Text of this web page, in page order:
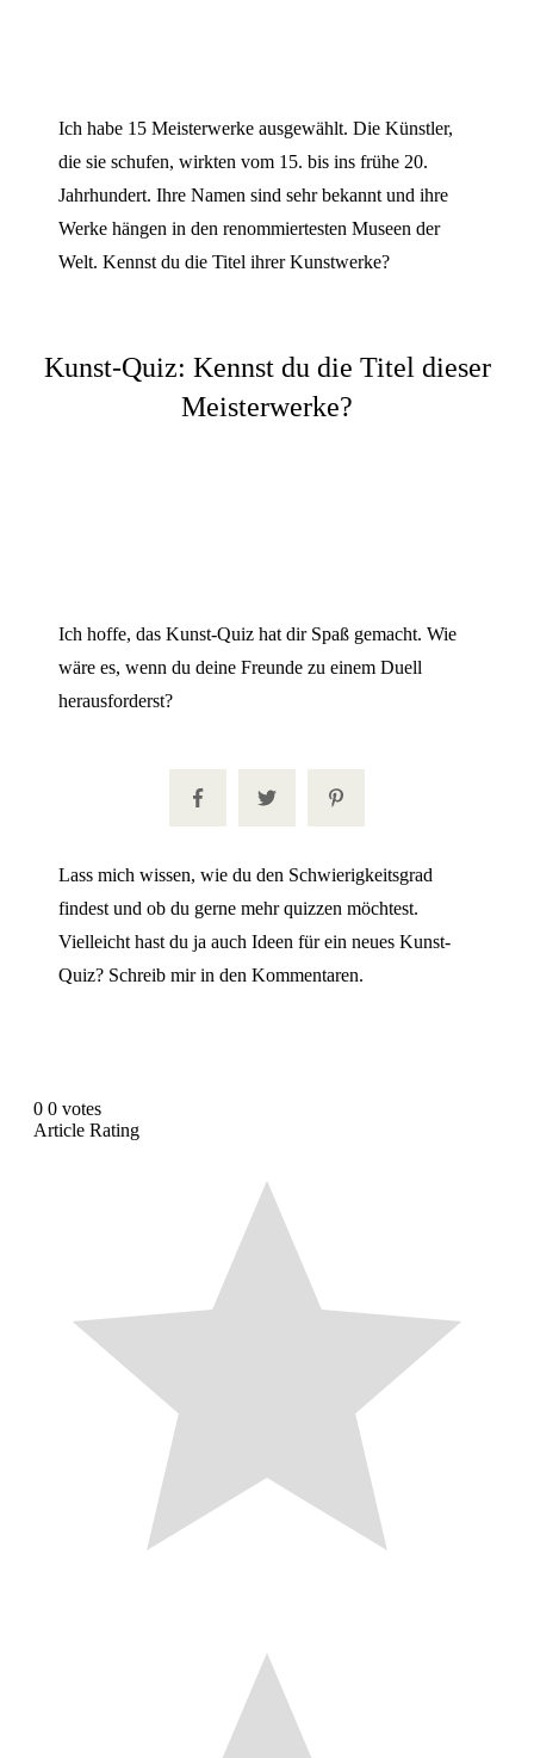
Ich habe 15 Meisterwerke ausgewählt. Die Künstler,
die sie schufen, wirkten vom 15. bis ins frühe 20.
Jahrhundert. Ihre Namen sind sehr bekannt und ihre
Werke hängen in den renommiertesten Museen der
Welt. Kennst du die Titel ihrer Kunstwerke?
Kunst-Quiz: Kennst du die Titel dieser
Meisterwerke?
Ich hoffe, das Kunst-Quiz hat dir Spaß gemacht. Wie
wäre es, wenn du deine Freunde zu einem Duell
herausforderst?
Lass mich wissen, wie du den Schwierigkeitsgrad
findest und ob du gerne mehr quizzen möchtest.
Vielleicht hast du ja auch Ideen für ein neues Kunst-
Quiz? Schreib mir in den Kommentaren.
0 0 votes
Article Rating